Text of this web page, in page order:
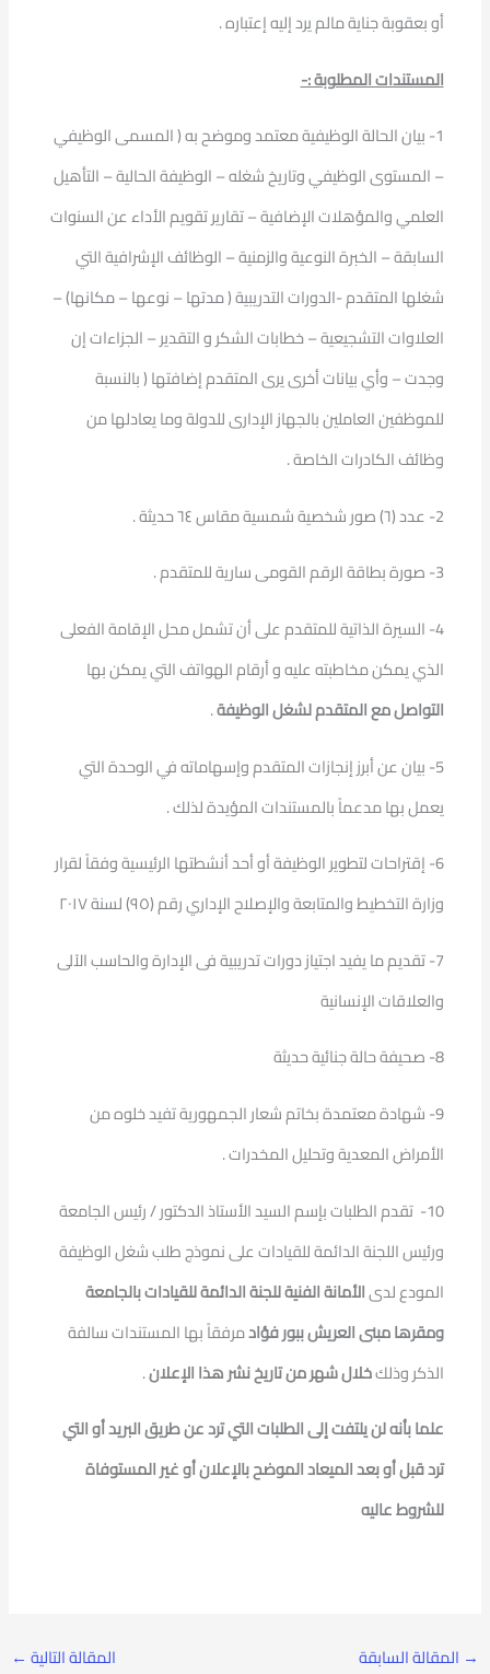
أو بعقوبة جناية مالم يرد إليه إعتباره .
المستندات المطلوبة :-
1- بيان الحالة الوظيفية معتمد وموضح به ( المسمى الوظيفي
– المستوى الوظيفي وتاريخ شغله – الوظيفة الحالية – التأهيل
العلمي والمؤهلات الإضافية – تقارير تقويم الأداء عن السنوات
السابقة – الخبرة النوعية والزمنية – الوظائف الإشرافية التي
شغلها المتقدم -الدورات التدريبية ( مدتها – نوعها – مكانها) –
العلاوات التشجيعية – خطابات الشكر و التقدير – الجزاءات إن
وجدت – وأي بيانات أخرى يرى المتقدم إضافتها ( بالنسبة
للموظفين العاملين بالجهاز الإدارى للدولة وما يعادلها من
وظائف الكادرات الخاصة .
2- عدد (٦) صور شخصية شمسية مقاس ٦٤ حديثة .
3- صورة بطاقة الرقم القومى سارية للمتقدم .
4- السيرة الذاتية للمتقدم على أن تشمل محل الإقامة الفعلى
الذي يمكن مخاطبته عليه و أرقام الهواتف التي يمكن بها
التواصل مع المتقدم لشغل الوظيفة.
5- بيان عن أبرز إنجازات المتقدم وإسهاماته في الوحدة التي
يعمل بها مدعماً بالمستندات المؤيدة لذلك .
6- إقتراحات لتطوير الوظيفة أو أحد أنشطتها الرئيسية وفقاً لقرار
وزارة التخطيط والمتابعة والإصلاح الإداري رقم (٩٥) لسنة ٢٠١٧
7- تقديم ما يفيد اجتياز دورات تدريبية فى الإدارة والحاسب الآلى
والعلاقات الإنسانية
8- صحيفة حالة جنائية حديثة
9- شهادة معتمدة بخاتم شعار الجمهورية تفيد خلوه من
الأمراض المعدية وتحليل المخدرات .
10- تقدم الطلبات بإسم السيد الأستاذ الدكتور / رئيس الجامعة
ورئيس اللجنة الدائمة للقيادات على نموذج طلب شغل الوظيفة
المودع لدىالأمانة الفنية للجنة الدائمة للقيادات بالجامعة
ومقرها مبنى العريش ببور فؤادمرفقاً بها المستندات سالفة
الذكر وذلكخلال شهر من تاريخ نشر هذا الإعلان.
علما بأنه لن يلتفت إلى الطلبات التي ترد عن طريق البريد أو التي
ترد قبل أو بعد الميعاد الموضح بالإعلان أو غير المستوفاة
للشروط عاليه
→ المقالة السابقة المقالة التالية ←